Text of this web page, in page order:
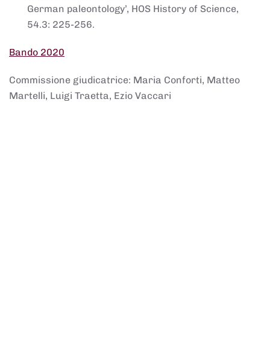
German paleontology’, HOS History of Science,
54.3: 225-256.
Bando 2020
Commissione giudicatrice: Maria Conforti, Matteo
Martelli, Luigi Traetta, Ezio Vaccari